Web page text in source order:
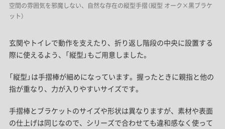
空間の雰囲気を邪魔しない、自然な存在の縦型手摺（縦型 オーク×黒ブラケ
ット）
玄関やトイレで動作を支えたり、折り返し階段の中央に設置する
際に使えるよう、「縦型」もご用意しました。
「縦型」は手摺棒が細めになっています。握ったときに親指と他の
指が重なり、力が入りやすいサイズです。
手摺棒とブラケットのサイズや形状は異なりますが、素材や表面
の仕上げは同じなので、シリーズで合わせても違和感なく使って